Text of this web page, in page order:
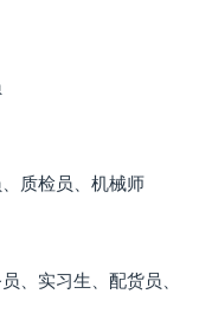
质检员、机械师
、实习生、配货员、